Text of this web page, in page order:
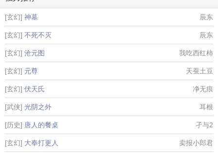
[玄幻] 神墓 辰东
[玄幻] 不死不灭 辰东
[玄幻] 沧元图 我吃西红柿
[玄幻] 元尊 天蚕土豆
[玄幻] 伏天氏 净无痕
[武侠] 光阴之外 耳根
[历史] 唐人的餐桌 孑与2
[玄幻] 大奉打更人 卖报小郎君